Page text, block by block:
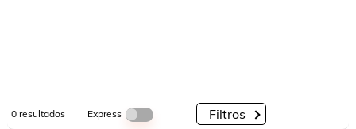
0resultados Express Filtros